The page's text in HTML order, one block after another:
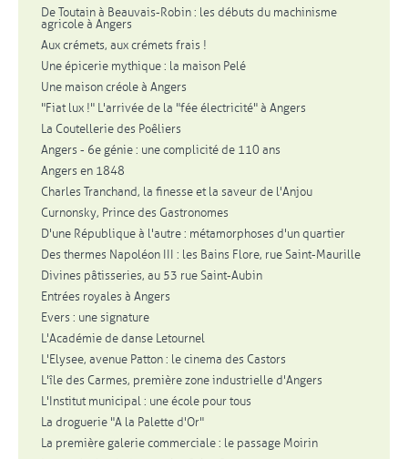
De Toutain à Beauvais-Robin : les débuts du machinisme
agricole à Angers
Aux crémets, aux crémets frais !
Une épicerie mythique : la maison Pelé
Une maison créole à Angers
"Fiat lux !" L'arrivée de la "fée électricité" à Angers
La Coutellerie des Poêliers
Angers - 6e génie : une complicité de 110 ans
Angers en 1848
Charles Tranchand, la finesse et la saveur de l'Anjou
Curnonsky, Prince des Gastronomes
D'une République à l'autre : métamorphoses d'un quartier
Des thermes Napoléon III : les Bains Flore, rue Saint-Maurille
Divines pâtisseries, au 53 rue Saint-Aubin
Entrées royales à Angers
Evers : une signature
L'Académie de danse Letournel
L'Elysee, avenue Patton : le cinema des Castors
L'île des Carmes, première zone industrielle d'Angers
L'Institut municipal : une école pour tous
La droguerie "A la Palette d'Or"
La première galerie commerciale : le passage Moirin